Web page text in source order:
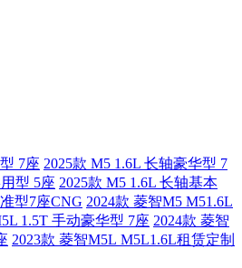
7座 2025款 M5 1.6L 长轴豪华型 7
型 5座 2025款 M5 1.6L 长轴基本
型7座CNG 2024款 菱智M5 M51.6L
1.5T 手动豪华型 7座 2024款 菱智
2023款 菱智M5L M5L1.6L租赁定制